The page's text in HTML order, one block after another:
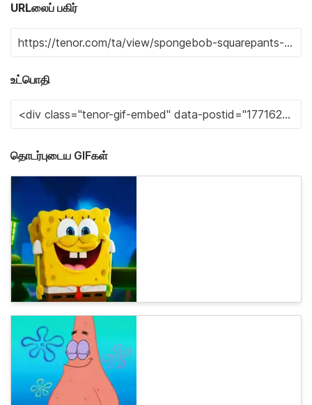
URLலைப் பகிர்
உட்பொதி
தொடர்புடைய GIFகள்